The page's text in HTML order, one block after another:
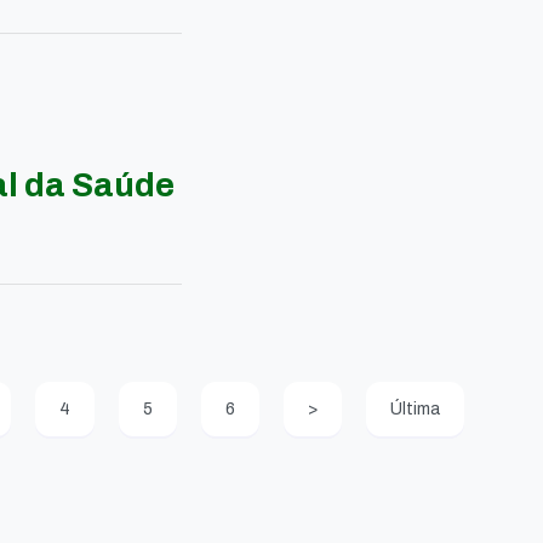
da Saúde
4 5 6 > Última